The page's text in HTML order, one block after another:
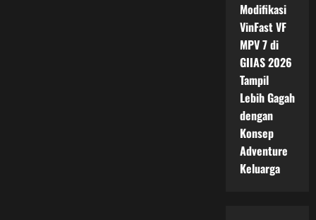
Modifikasi
VinFast VF
MPV 7 di
GIIAS 2026
Tampil
Lebih Gagah
dengan
Konsep
Adventure
Keluarga